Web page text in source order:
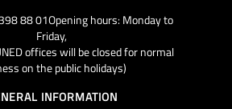
88 01Opening hours: Monday to
Friday,
offices will be closed for normal
on the public holidays)
INFORMATION